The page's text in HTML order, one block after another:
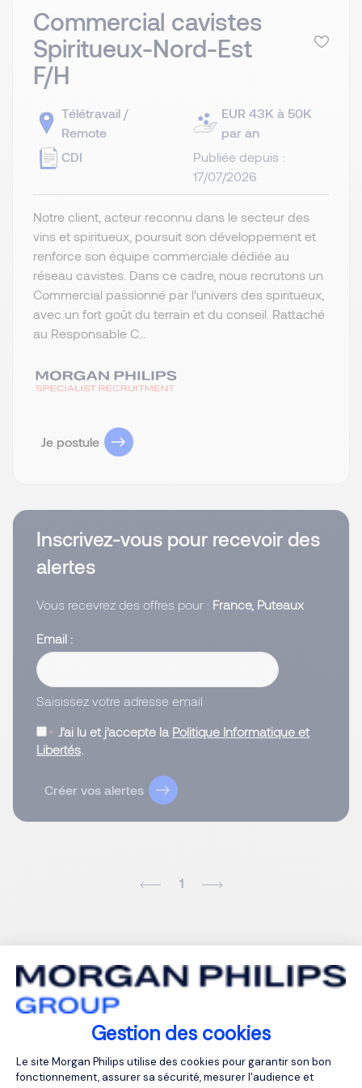
Gestion des cookies
Plateforme de Gestion du
Le site Morgan Philips utilise des cookies pour garantir son bon
fonctionnement, assurer sa sécurité, mesurer l'audience et
Commercial cavistes
Spiritueux-Nord-Est
F/H
Télétravail /
Remote
CDI
EUR 43K à 50K
par an
Publiée depuis :
17/07/2026
Notre client, acteur reconnu dans le secteur des
vins et spiritueux, poursuit son développement et
renforce son équipe commerciale dédiée au
réseau cavistes. Dans ce cadre, nous recrutons un
Commercial passionné par l’univers des spiritueux,
avec un fort goût du terrain et du conseil. Rattaché
au Responsable C...
Je postule
Inscrivez-vous pour recevoir des
alertes
Vous recevrez des offres pour : France, Puteaux
Email
Saisissez votre adresse email
J’ai lu et j’accepte la Politique Informatique et
Libertés.
Créer vos alertes
1